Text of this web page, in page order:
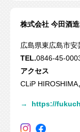
株式会社 今田酒
広島県東広島市
TEL.0846-45-
アクセス
CLiP
→ https://